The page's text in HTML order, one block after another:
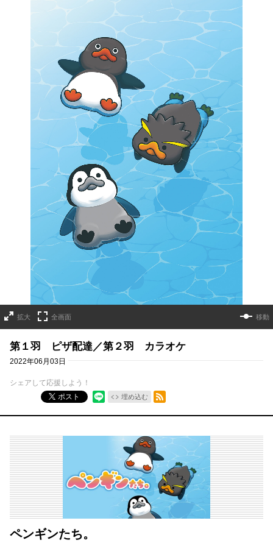
拡大 全画面 移動
第１羽 ピザ配達／第２羽 カラオケ
2022年06月03日
シェアして応援しよう！
ポスト
埋め込む
RSSフィード
ペンギンたち。